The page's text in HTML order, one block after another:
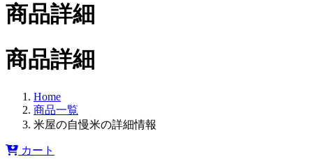
商品詳細
商品詳細
Home
商品一覧
米屋の自慢米の詳細情報
カート